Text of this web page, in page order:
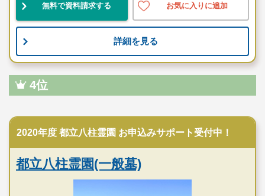
無料で資料請求する お気に入りに追加
詳細を見る
4位
2020年度 都立八柱霊園 お申込みサポート受付中！
都立八柱霊園(一般墓)